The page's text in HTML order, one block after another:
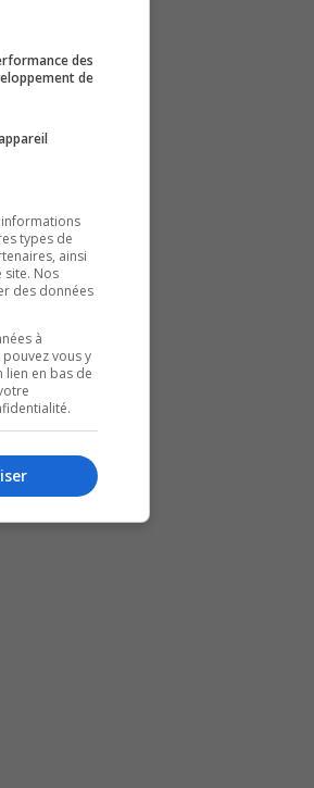
des
de
types de
ainsi
site. Nos
des données
à
vous y
lien en bas de